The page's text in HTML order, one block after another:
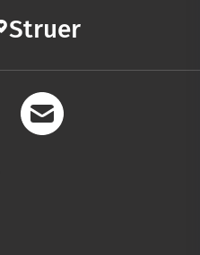
Struer